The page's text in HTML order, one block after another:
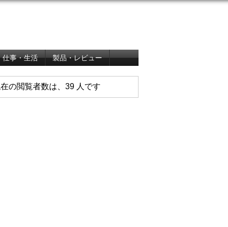
仕事・生活
製品・レビュー
の閲覧者数は、39 人です